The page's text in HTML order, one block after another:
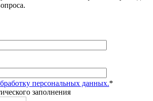
персональных данных.*
заполнения